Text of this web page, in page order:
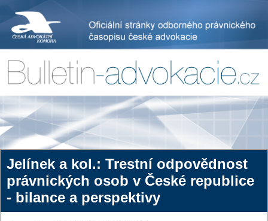
Jelínek a kol.: Trestní odpovědnost
právnických osob v České republice
- bilance a perspektivy